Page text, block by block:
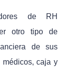
de RH
otro tipo de
de sus
caja y